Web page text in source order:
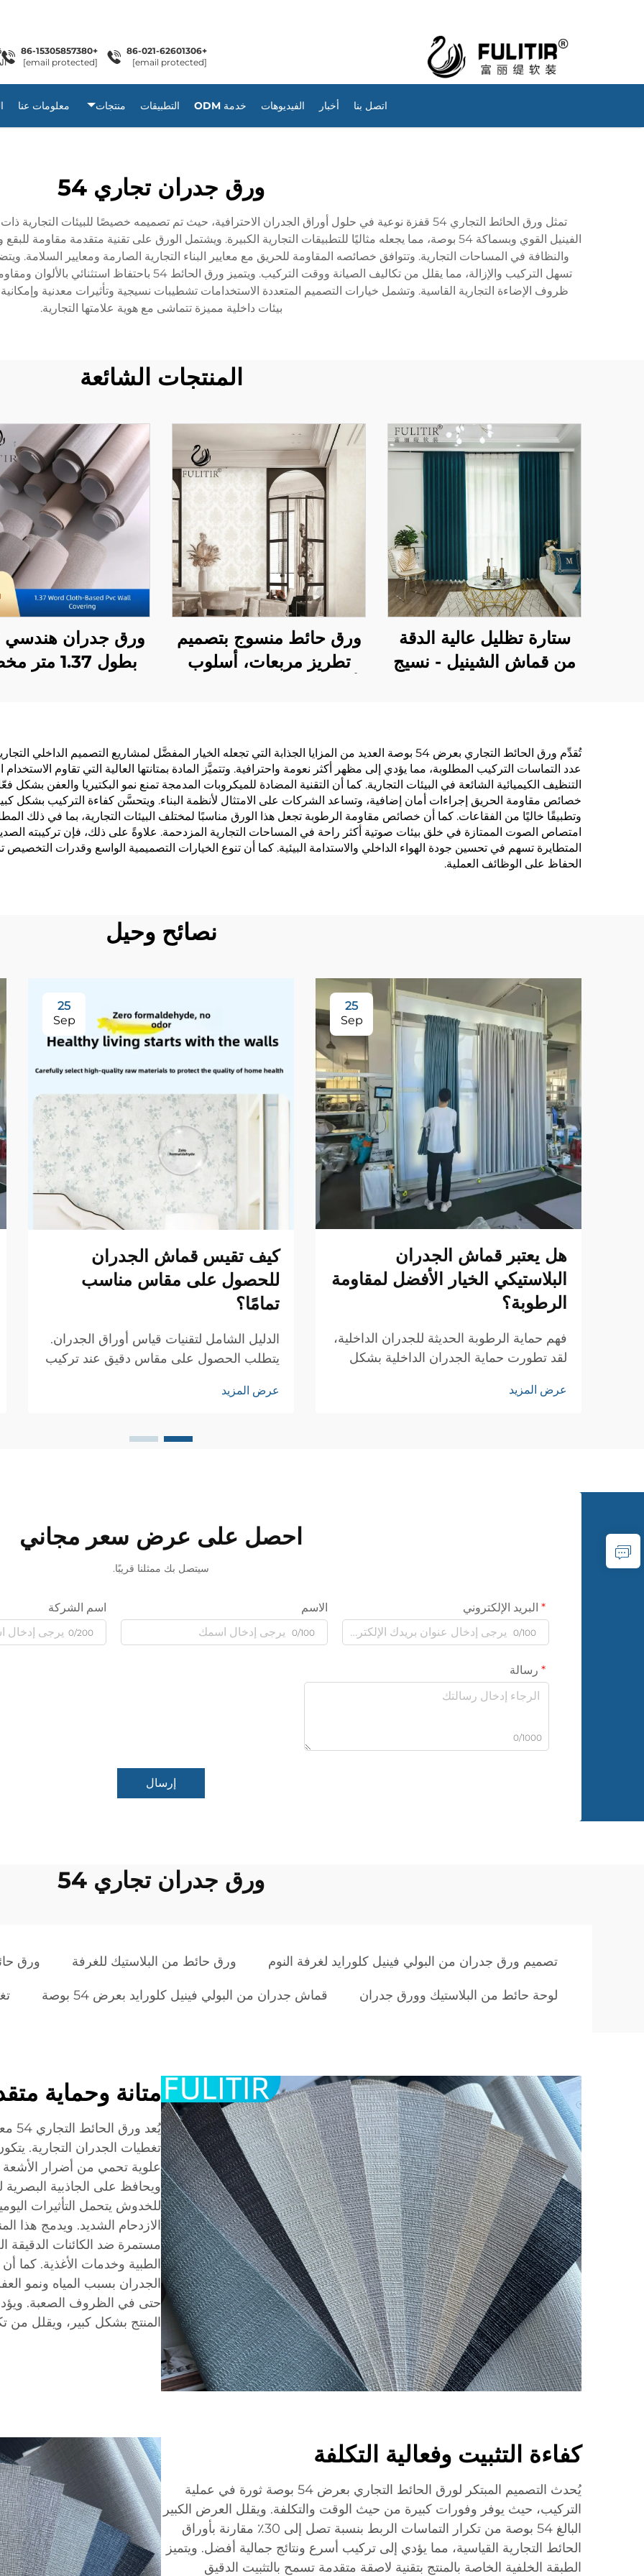
+86-021-62601306
[email protected]
+86-15305857380
[email protected]
معلومات عنا منتجات التطبيقات خدمة ODM الفيديوهات أخبار اتصل بنا
ورق جدران تجاري 54
تمثل ورق الحائط التجاري 54 قفزة نوعية في حلول أوراق الجدران الاحترافية، حيث تم تصميمه خصيصًا للبيئات
الفينيل القوي وبسماكة 54 بوصة، مما يجعله مثاليًا للتطبيقات التجارية الكبيرة. ويشتمل الورق على تقنية متقدمة
والنظافة في المساحات التجارية. وتتوافق خصائصه المقاومة للحريق مع معايير البناء التجارية الصارمة ومعايير السلامة.
تسهل التركيب والإزالة، مما يقلل من تكاليف الصيانة ووقت
ظروف الإضاءة التجارية القاسية. وتشمل خيارات التصميم المتعددة الاستخدامات تشطيبات نسيجية وتأثيرات معدنية
بيئات داخلية مميزة تتماشى مع هوية علامتها التجارية.
المنتجات الشائعة
ستارة تظليل عالية الدقة
من قماش الشينيل - نسيج
لغرفة النوم وغرفة المعيشة
ورق حائط منسوج بتصميم
تطريز مربعات، أسلوب
بطول 1.37
مصنّع، أقمشة
منسوجة، 2.8 متر
عدد التماسات التركيب المطلوبة، مما يؤدي إلى مظهر أكثر نعومة واحترافية. وتتميَّز المادة بمتانتها العالية التي تقاوم
التنظيف الكيميائية الشائعة في البيئات التجارية. كما أن التقنية المضادة للميكروبات المدمجة تمنع نمو البكتيريا والعفن
خصائص مقاومة الحريق إجراءات أمان إضافية، وتساعد الشركات على الامتثال لأنظمة البناء. ويتحسَّن كفاءة التركيب بشكل
وتطبيقًا خاليًا من الفقاعات. كما أن خصائص مقاومة الرطوبة تجعل هذا الورق مناسبًا لمختلف البيئات التجارية، بما في ذلك
امتصاص الصوت الممتازة في خلق بيئات صوتية أكثر راحة في المساحات التجارية المزدحمة. علاوةً على ذلك، فإن تركيبته
المتطايرة تسهم في تحسين جودة الهواء الداخلي والاستدامة البيئية. كما أن تنوع الخيارات التصميمية الواسع وقدرات
الحفاظ على الوظائف العملية.
نصائح وحيل
25
Sep
هل يعتبر قماش الجدران
البلاستيكي الخيار الأفضل لمقاومة
الرطوبة؟
فهم حماية الرطوبة الحديثة للجدران الداخلية،
لقد تطورت حماية الجدران الداخلية بشكل
عرض المزيد
25
Sep
كيف تقيس قماش الجدران
للحصول على مقاس مناسب
تمامًا؟
الدليل الشامل لتقنيات قياس أوراق الجدران.
يتطلب الحصول على مقاس دقيق عند تركيب
سواء كنت تقوم بتجديد غرفة واحدة أو تحديث
الجدران ضرورية...
عرض المزيد
احصل على عرض سعر مجاني
سيتصل بك ممثلنا قريبًا.
البريد الإلكتروني
0/100
الاسم
0/100
اسم الشركة
0/200
رسالة
0/1000
إرسال
ورق جدران تجاري 54
تصميم ورق جدران من البولي فينيل كلورايد لغرفة النوم ورق حائط من البلاستيك للغرفة ورق
لوحة حائط من البلاستيك وورق جدران قماش جدران من البولي فينيل كلورايد بعرض 54 بوصة
متانة وحماية
تغطيات الجدران التجارية.
علوية تحمي من أضرار الأشعة
ويحافظ على الجاذبية
للخدوش يتحمل التأثيرات
الازدحام الشديد. ويدمج هذا
مستمرة ضد الكائنات الدقيقة
الطبية وخدمات الأغذية. كما
الجدران بسبب المياه ونمو
حتى في الظروف الصعبة.
المنتج بشكل كبير، ويقلل من
كفاءة التثبيت وفعالية التكلفة
يُحدث التصميم المبتكر لورق الحائط التجاري بعرض 54 بوصة ثورة في عملية
التركيب، حيث يوفر وفورات كبيرة من حيث الوقت والتكلفة. ويقلل العرض الكبير
البالغ 54 بوصة من تكرار التماسات الربط بنسبة تصل إلى 30٪ مقارنة بأوراق
الحائط التجارية القياسية، مما يؤدي إلى تركيب أسرع ونتائج جمالية أفضل. ويتميز
الطبقة الخلفية الخاصة بالمنتج بتقنية لاصقة متقدمة تسمح بالتثبيت الدقيق